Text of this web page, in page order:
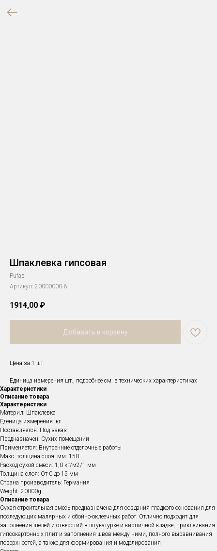
Шпаклевка гипсовая
Pufas
Артикул: 20000000-6
1914,00 ₽
Добавить в корзину
Цена за 1 шт.
Единица измерения шт., подробнее см. в технических характеристиках
Характеристики
Описание товара
Характеристики
Материл: Шпаклевка
Еденица измерения: кг
Поставляется: Под заказ
Предназначен: Сухих помещений
Применяется: Внутренние отделочные работы
Макс. толщина слоя, мм: 150
Расход сухой смеси: 1,0 кг/м2/1 мм
Толщина слоя: От 0 до 15 мм
Страна производитель: Германия
Weight: 20000g
Описание товара
Сухая строительная смесь предназначена для создания гладкого основания для
последующих малярных и обойно-оклеечных работ. Отлично подходит для
заполнения щелей и отверстий в штукатурке и кирпичной кладке, приклеивания
гипсокартонных плит и заполнения швов между ними, полного выравнивания
поверхностей, а также для формирования и моделирования